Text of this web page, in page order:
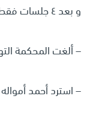
و بعد ٤ جلسات فقط:
– ألغت المحكمة
– استرد أحمد